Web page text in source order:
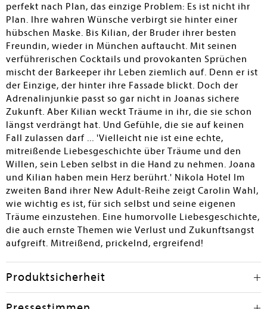
perfekt nach Plan, das einzige Problem: Es ist nicht ihr
Plan. Ihre wahren Wünsche verbirgt sie hinter einer
hübschen Maske. Bis Kilian, der Bruder ihrer besten
Freundin, wieder in München auftaucht. Mit seinen
verführerischen Cocktails und provokanten Sprüchen
mischt der Barkeeper ihr Leben ziemlich auf. Denn er ist
der Einzige, der hinter ihre Fassade blickt. Doch der
Adrenalinjunkie passt so gar nicht in Joanas sichere
Zukunft. Aber Kilian weckt Träume in ihr, die sie schon
längst verdrängt hat. Und Gefühle, die sie auf keinen
Fall zulassen darf ... 'Vielleicht nie ist eine echte,
mitreißende Liebesgeschichte über Träume und den
Willen, sein Leben selbst in die Hand zu nehmen. Joana
und Kilian haben mein Herz berührt.' Nikola Hotel Im
zweiten Band ihrer New Adult-Reihe zeigt Carolin Wahl,
wie wichtig es ist, für sich selbst und seine eigenen
Träume einzustehen. Eine humorvolle Liebesgeschichte,
die auch ernste Themen wie Verlust und Zukunftsangst
aufgreift. Mitreißend, prickelnd, ergreifend!
Produktsicherheit